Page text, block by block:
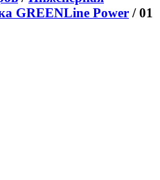
GREENLine Power / 01